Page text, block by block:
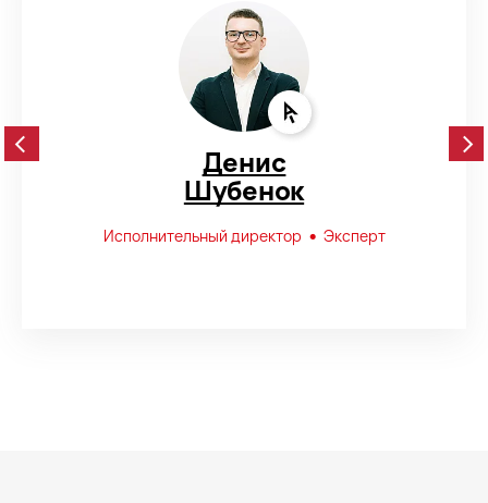
Денис
Шубенок
Исполнительный директор • Эксперт